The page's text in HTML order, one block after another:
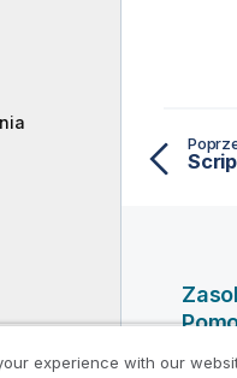
Filmy
experience with our